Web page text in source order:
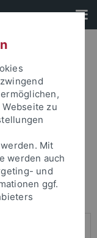
an um sich
zu
Mit
werden auch
und
ggf.